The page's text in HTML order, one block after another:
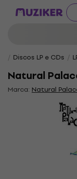
Discos LP e CDs
Natural
Marca: Natural